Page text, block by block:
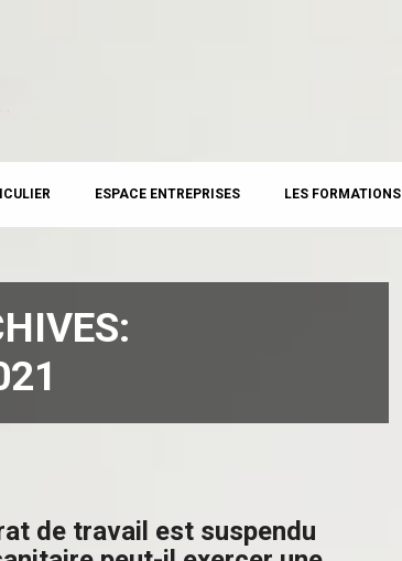
ESPACE ENTREPRISES LES FORMATIONS
de travail est suspendu